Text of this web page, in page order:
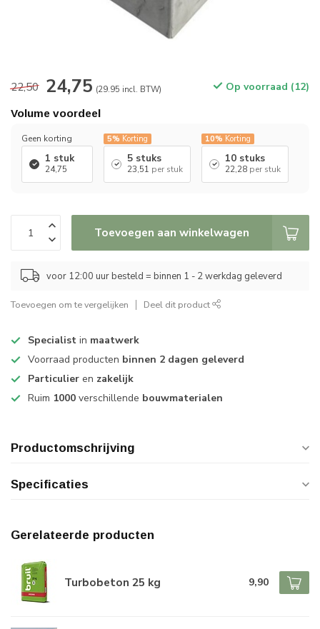
22,50 24,75 (29.95 incl. BTW) Op voorraad (12)
Volume voordeel
Geen korting
1 stuk
24,75
5% Korting
5 stuks
23,51 per stuk
10% Korting
10 stuks
22,28 per stuk
Toevoegen aan winkelwagen
voor 12:00 uur besteld = binnen 1 - 2 werkdag geleverd
Toevoegen om te vergelijken Deel dit product
Specialist in maatwerk
Voorraad producten binnen 2 dagen geleverd
Particulier en zakelijk
Ruim 1000 verschillende bouwmaterialen
Productomschrijving
Specificaties
Gerelateerde producten
Turbobeton 25 kg 9,90